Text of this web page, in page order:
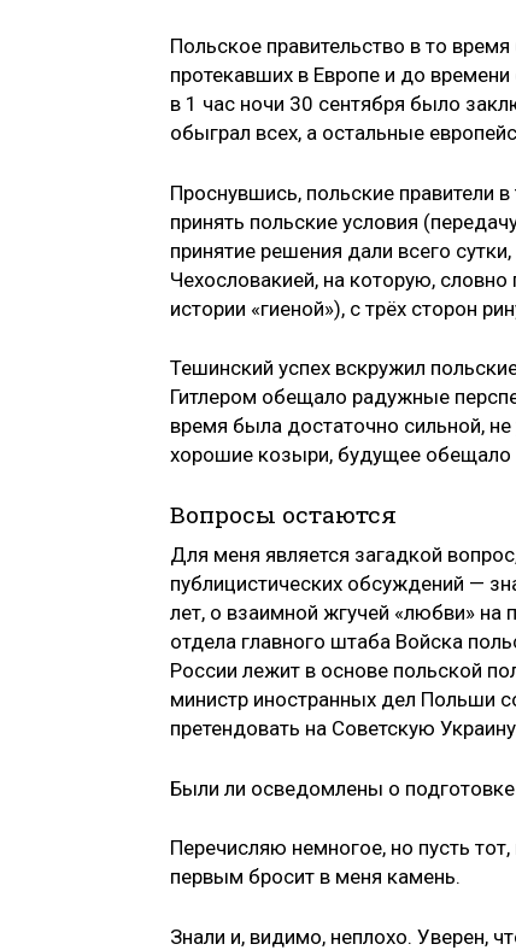
Польское правительство в то
протекавших в Европе и до
в 1 час ночи 30 сентября было
обыграл всех, а остальные
Проснувшись, польские правители
принять польские условия
принятие решения дали всего
Чехословакией, на которую,
истории «гиеной»), с трёх сторон
Тешинский успех вскружил
Гитлером обещало радужные
время была достаточно сильной,
хорошие козыри, будущее обещало
Вопросы остаются
Для меня является загадкой
публицистических обсуждений —
лет, о взаимной жгучей «любви»
отдела главного штаба Войска
России лежит в основе польской
министр иностранных дел Польши
претендовать на Советскую
Были ли осведомлены о
Перечисляю немногое, но пусть
первым бросит в меня камень.
Знали и, видимо, неплохо. Уверен,